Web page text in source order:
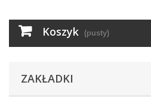
Koszyk (pusty)
ZAKŁADKI